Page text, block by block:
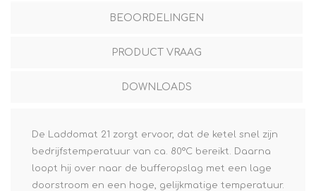
BEOORDELINGEN
PRODUCT VRAAG
DOWNLOADS
De Laddomat 21 zorgt ervoor, dat de ketel snel zijn
bedrijfstemperatuur van ca. 80°C bereikt. Daarna
loopt hij over naar de bufferopslag met een lage
doorstroom en een hoge, gelijkmatige temperatuur.